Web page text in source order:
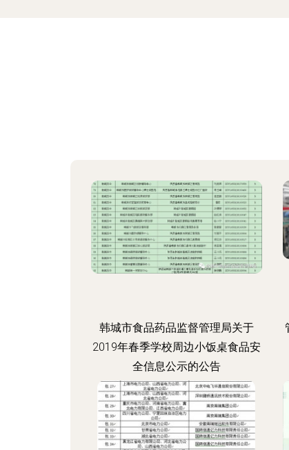
韩城市食品药品监督管理局关于
2019年春季学校周边小饭桌食品安
全信息公示的公告